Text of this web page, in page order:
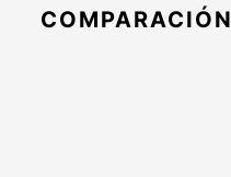
COMPARACIÓN